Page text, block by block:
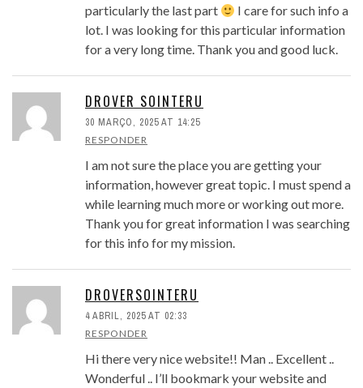
particularly the last part
I care for such info a
lot. I was looking for this particular information
for a very long time. Thank you and good luck.
DROVER SOINTERU
30 MARÇO, 2025 AT 14:25
RESPONDER
I am not sure the place you are getting your
information, however great topic. I must spend a
while learning much more or working out more.
Thank you for great information I was searching
for this info for my mission.
DROVERSOINTERU
4 ABRIL, 2025 AT 02:33
RESPONDER
Hi there very nice website!! Man .. Excellent ..
Wonderful .. I’ll bookmark your website and